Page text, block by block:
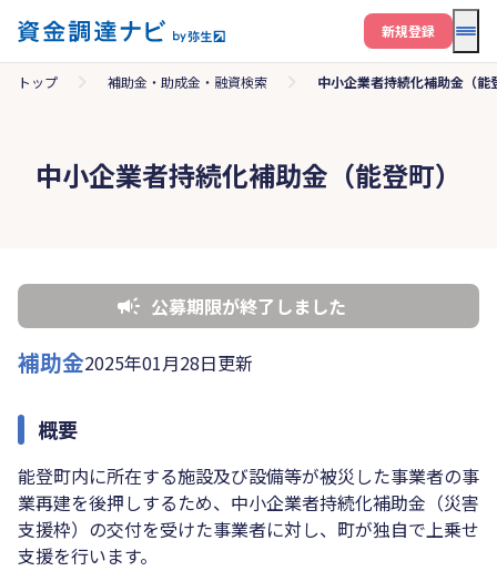
メ
新規登録
トップ 補助金・助成金・融資検索 中小企業者持続化補助金（能
中小企業者持続化補助金（能登町）
公募期限が終了しました
補助金2025年01月28日更新
概要
能登町内に所在する施設及び設備等が被災した事業者の事
業再建を後押しするため、中小企業者持続化補助金（災害
支援枠）の交付を受けた事業者に対し、町が独自で上乗せ
支援を行います。